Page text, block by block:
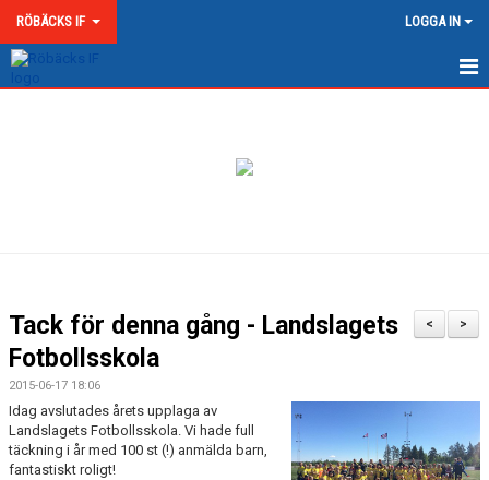
RÖBÄCKS IF LOGGA IN
MATCHER
MEDLEMSKAP & AVGIFTER
RÖBÄCKS ARENA
>
<
Tack för denna gång - Landslagets
Fotbollsskola
2015-06-17 18:06
Idag avslutades årets upplaga av
Landslagets Fotbollsskola. Vi hade full
täckning i år med 100 st (!) anmälda barn,
fantastiskt roligt!